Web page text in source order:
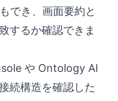
でき、画面要約と
するか確認できま
や Ontology AI
続構造を確認した